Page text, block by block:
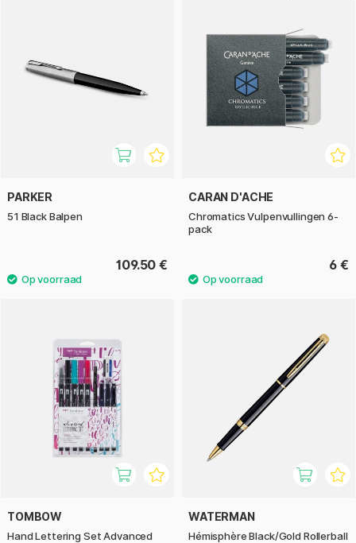
PARKER
51 Black Balpen
109.50 €
CARAN D'ACHE
Chromatics Vulpenvullingen 6-
pack
6 €
TOMBOW
Hand Lettering Set Advanced
WATERMAN
Hémisphère Black/Gold Rollerball